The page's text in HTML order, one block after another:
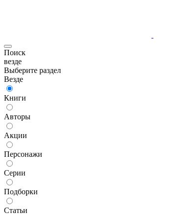
Поиск
везде
Выберите раздел
Везде
Книги
Авторы
Акции
Персонажи
Серии
Подборки
Статьи